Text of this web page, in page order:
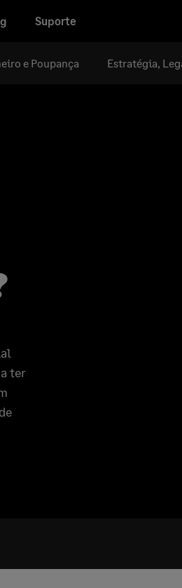
Suporte
e Poupança Estratégia,
ter